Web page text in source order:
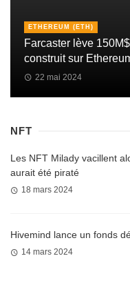
ETHEREUM (ETH)
Farcaster lève
construit sur
22 mai 2024
NFT
Les NFT Milady vacillent
aurait été piraté
18 mars 2024
Hivemind lance un fonds
14 mars 2024